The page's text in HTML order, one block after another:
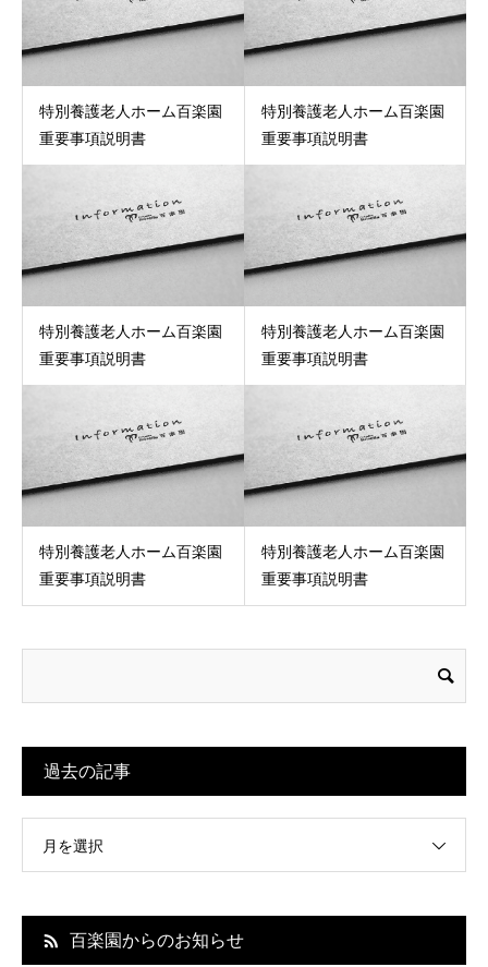
特別養護老人ホーム百楽園
重要事項説明書
特別養護老人ホーム百楽園
重要事項説明書
特別養護老人ホーム百楽園
重要事項説明書
特別養護老人ホーム百楽園
重要事項説明書
特別養護老人ホーム百楽園
重要事項説明書
特別養護老人ホーム百楽園
重要事項説明書
過去の記事
月を選択
百楽園からのお知らせ